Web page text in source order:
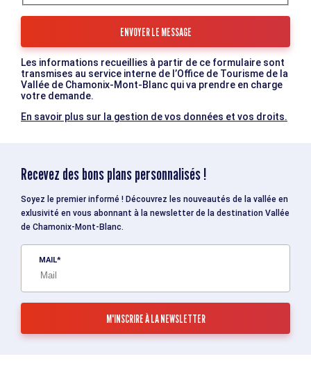
Les informations recueillies à partir de ce formulaire sont
transmises au service interne de l’Office de Tourisme de la
Vallée de Chamonix-Mont-Blanc qui va prendre en charge
votre demande.
En savoir plus sur la gestion de vos données et vos droits.
Recevez des bons plans personnalisés !
Soyez le premier informé ! Découvrez les nouveautés de la vallée en
exlusivité en vous abonnant à la newsletter de la destination Vallée
de Chamonix-Mont-Blanc.
MAIL